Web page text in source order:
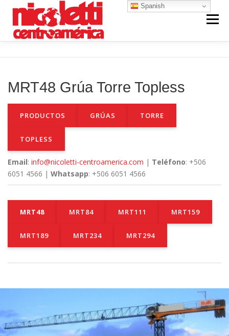
contenido
Menú
CONTACTO
MRT48 Grúa Torre Topless
PRODUCTOS GRÚAS TORRE
TOPLESS
Email: info@nicoletti-centroamerica.com | Teléfono: +506
6051 4566 | Whatsapp: +506 6051 4566
MRT48 MRT84 MRT111 MRT159
MRT189 MRT234 MRT294
Spanish